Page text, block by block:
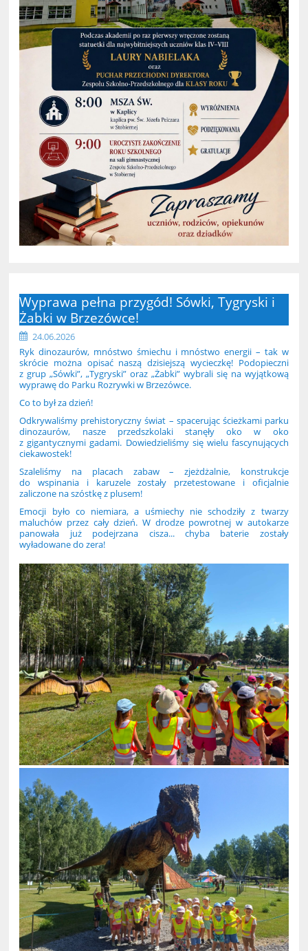
Wyprawa pełna przygód! Sówki, Tygryski i
Żabki w Brzezówce!
24.06.2026
Ryk dinozaurów, mnóstwo śmiechu i mnóstwo energii – tak w
skrócie można opisać naszą dzisiejszą wycieczkę! Podopieczni
z grup „Sówki”, „Tygryski” oraz „Żabki” wybrali się na wyjątkową
wyprawę do Parku Rozrywki w Brzezówce.
​Co to był za dzień!
​Odkrywaliśmy prehistoryczny świat – spacerując ścieżkami parku
dinozaurów, nasze przedszkolaki stanęły oko w oko
z gigantycznymi gadami. Dowiedzieliśmy się wielu fascynujących
ciekawostek!
​Szaleliśmy na placach zabaw – zjeżdżalnie, konstrukcje
do wspinania i karuzele zostały przetestowane i oficjalnie
zaliczone na szóstkę z plusem!
​Emocji było co niemiara, a uśmiechy nie schodziły z twarzy
maluchów przez cały dzień. W drodze powrotnej w autokarze
panowała już podejrzana cisza... chyba baterie zostały
wyładowane do zera!